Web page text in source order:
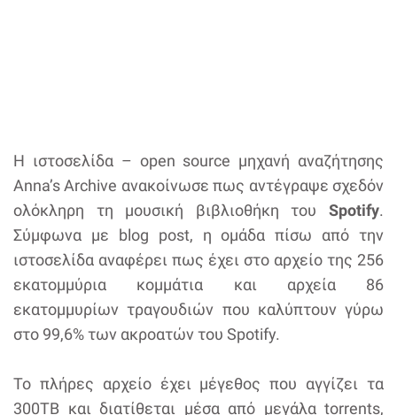
Η ιστοσελίδα – open source μηχανή αναζήτησης
Anna’s Archive ανακοίνωσε πως αντέγραψε σχεδόν
ολόκληρη τη μουσική βιβλιοθήκη του Spotify.
Σύμφωνα με blog post, η ομάδα πίσω από την
ιστοσελίδα αναφέρει πως έχει στο αρχείο της 256
εκατομμύρια κομμάτια και αρχεία 86
εκατομμυρίων τραγουδιών που καλύπτουν γύρω
στο 99,6% των ακροατών του Spotify.
Το πλήρες αρχείο έχει μέγεθος που αγγίζει τα
300TB και διατίθεται μέσα από μεγάλα torrents,